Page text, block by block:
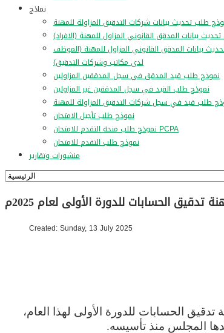
نماذج
طلب تحديث بيانات شركات التدقيق المزاولة للمهنة
بيانات المدقق القانوني المزاول للمهنة (الافراد)
بيانات المدقق القانوني المزاول للمهنة (الموظف
لدى مكاتب وشركات التدقيق)
نموذج طلب قيد المدقق في سجل المدققين المزاولين
نموذج طلب القيد في سجل المدققين غير المزاولين
طلب قيد في سجل شركات التدقيق المزاولة للمهنة
نموذج طلب تأجيل الامتحان
نموذج طلب منحة التقدم للامتحان PCPA
نموذج طلب التقدم للامتحان
منشورات وتقارير
Created: Sunday, 13 July 2025
من امتحان مزاولة مهنة تدقيق الحسابات للدورة الأولى لهذا العام،
المجلس منذ تأسيسه.